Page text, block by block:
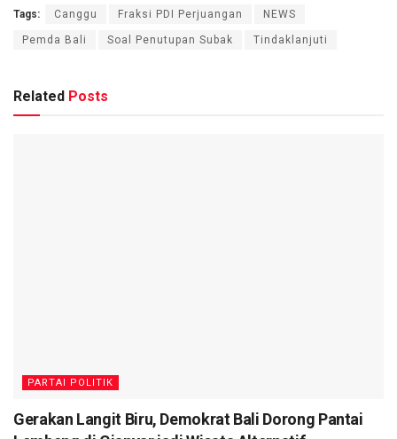
Tags: Canggu Fraksi PDI Perjuangan NEWS
Pemda Bali Soal Penutupan Subak Tindaklanjuti
Related Posts
PARTAI POLITIK
Gerakan Langit Biru, Demokrat Bali Dorong Pantai